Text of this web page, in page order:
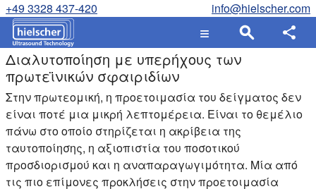
+49 3328 437-420 info@hielscher.com
Διαλυτοποίηση με υπερήχους των
πρωτεϊνικών σφαιριδίων
Στην πρωτεομική, η προετοιμασία του δείγματος δεν
είναι ποτέ μια μικρή λεπτομέρεια. Είναι το θεμέλιο
πάνω στο οποίο στηρίζεται η ακρίβεια της
ταυτοποίησης, η αξιοπιστία του ποσοτικού
προσδιορισμού και η αναπαραγωγιμότητα. Μία από
τις πιο επίμονες προκλήσεις στην προετοιμασία